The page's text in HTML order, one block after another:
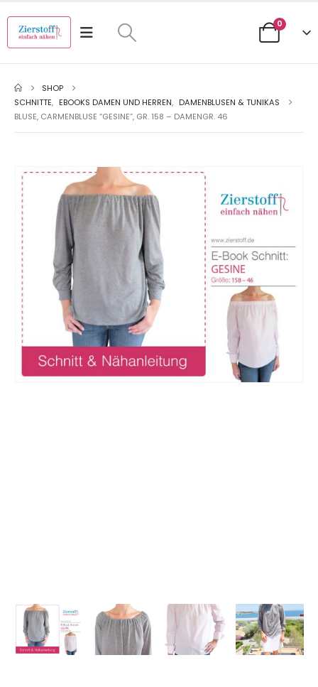
0
SHOP
SCHNITTE, EBOOKS DAMEN UND HERREN, DAMENBLUSEN & TUNIKAS
BLUSE, CARMENBLUSE “GESINE”, GR. 158 – DAMENGR. 46